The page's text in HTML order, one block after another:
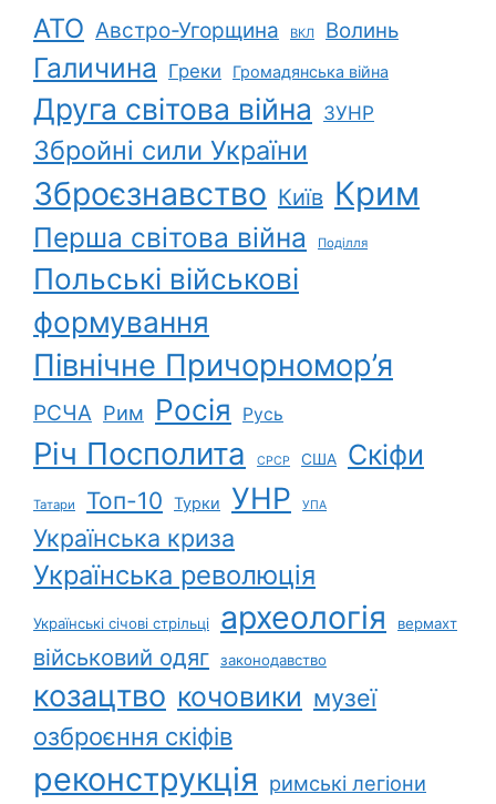
АТО Австро-Угорщина ВКЛ Волинь
Галичина Греки Громадянська війна
Друга світова війна ЗУНР
Збройні сили України
Зброєзнавство Київ Крим
Перша світова війна Поділля
Польські військові
формування
Північне Причорномор’я
РСЧА Рим Росія Русь
Річ Посполита СРСР США Скіфи
Татари Топ-10 Турки УНР УПА
Українська криза
Українська революція
Українські січові стрільці археологія вермахт
військовий одяг законодавство
козацтво кочовики музеї
озброєння скіфів
реконструкція римські легіони